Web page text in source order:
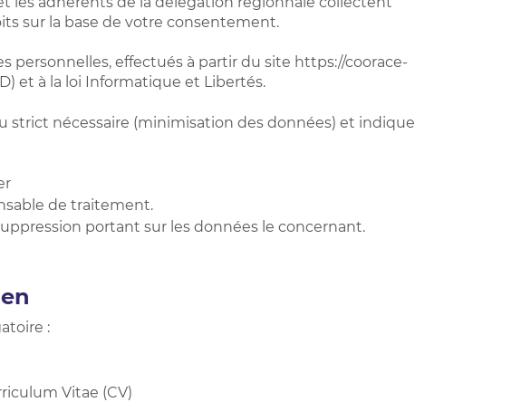
sur la base de votre consentement.
personnelles, effectués à partir du site https://coorace-
et à la loi Informatique et Libertés.
strict nécessaire (minimisation des données) et indique
de traitement.
portant sur les données le concernant.
:
Vitae (CV)